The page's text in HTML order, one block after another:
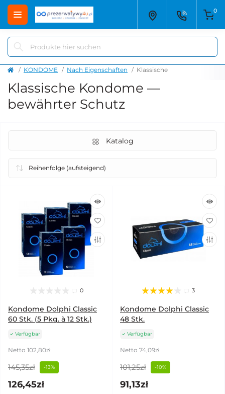
0
KONDOME Nach Eigenschaften Klassische
Klassische Kondome —
bewährter Schutz
Katalog
0
Kondome Dolphi Classic
60 Stk. (5 Pkg. à 12 Stk.)
Verfügbar
Netto 102,80zł
145,35zł -13%
126,45zł
3
Kondome Dolphi Classic
48 Stk.
Verfügbar
Netto 74,09zł
101,25zł -10%
91,13zł